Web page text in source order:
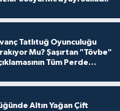
Tatlıtuğ Oyunculuğu
Mu? Şaşırtan "Tövbe"
Tüm Perde
Altın Yağan Çift